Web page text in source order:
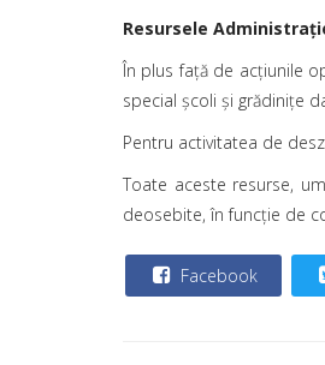
Resursele
În plus faţă de acţiunile
special şcoli şi grădiniţe
Pentru activitatea de
Toate aceste resurse,
deosebite, în funcţie de
Facebook